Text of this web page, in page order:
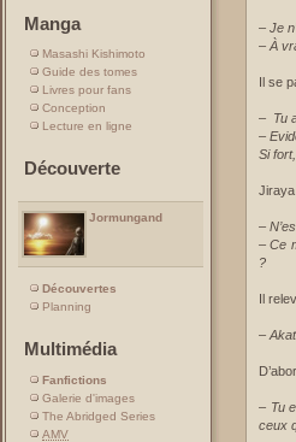
Manga
Masashi Kishimoto
Guide des tomes
Livres pour fans
Conception
Lecture en ligne
Découverte
Jormungand
Découvertes
Planning
Multimédia
Fanfictions
Galerie d'images
The Abridged Series
AMV
– Je
– À
Il se
– Tu
–
Si
Jiraya
–
– Ce
?
Il
–
– Tu
ceux